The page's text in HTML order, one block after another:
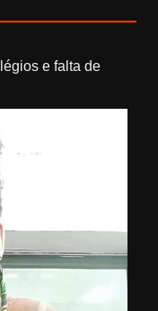
e falta de